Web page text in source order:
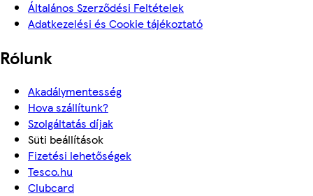
Általános Szerződési Feltételek
Adatkezelési és Cookie tájékoztató
Rólunk
Akadálymentesség
Hova szállítunk?
Szolgáltatás díjak
Süti beállítások
Fizetési lehetőségek
Tesco.hu
Clubcard